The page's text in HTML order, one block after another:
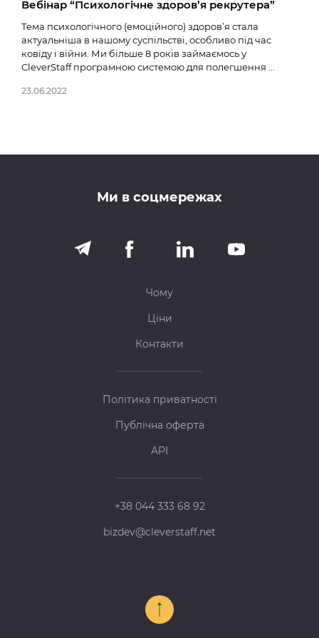
Вебінар “Психологічне здоров’я рекрутера”
Тема психологічного (емоційного) здоров’я стала
актуальніша в нашому суспільстві, особливо під час
ковіду і війни. Ми більше 8 років займаємось у
CleverStaff програмною системою для полегшення ...
23.06.2022
Ми в соцмережах
Чому
Ціни
Контакти
Політика приватності
Публічна оферта
API
+38 044 333 68 92
bizdev@cleverstaff.net